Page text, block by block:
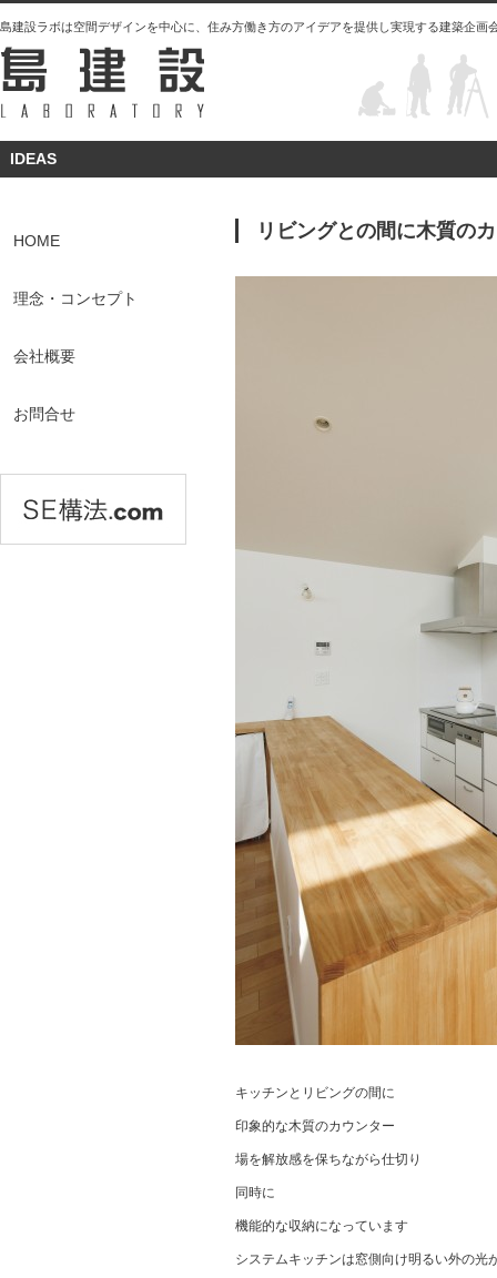
島建設ラボは空間デザインを中心に、住み方働き方のアイデアを提供し実現する建築企画
IDEAS
リビングとの間に木質の
キッチンとリビングの間に
印象的な木質のカウンター
場を解放感を保ちながら仕切り
同時に
機能的な収納になっています
システムキッチンは窓側向け明るい外の光
HOME
理念・コンセプト
会社概要
お問合せ